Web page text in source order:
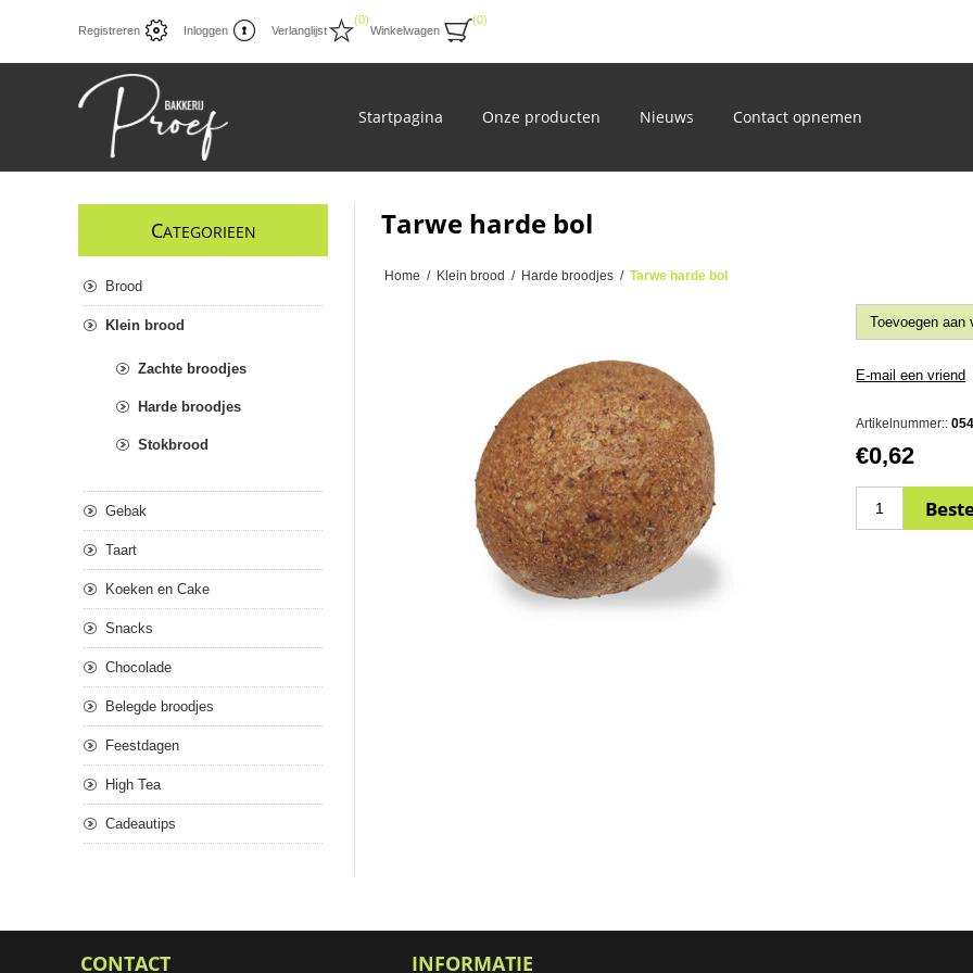
Registreren Inloggen Verlanglijst
(0)
Winkelwagen
(0)
Startpagina Onze producten Nieuws Contact opnemen
Tarwe harde bol
Home / Klein brood / Harde broodjes / Tarwe harde bol
Artikelnummer::
€0,62
CATEGORIEEN
Brood
Klein brood
Zachte broodjes
Harde broodjes
Stokbrood
Gebak
Taart
Koeken en Cake
Snacks
Chocolade
Belegde broodjes
Feestdagen
High Tea
Cadeautips
CONTACT INFORMATIE